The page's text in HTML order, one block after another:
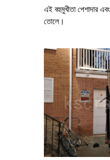
এই বহুমুখীতা পেশাদার
তোলে।